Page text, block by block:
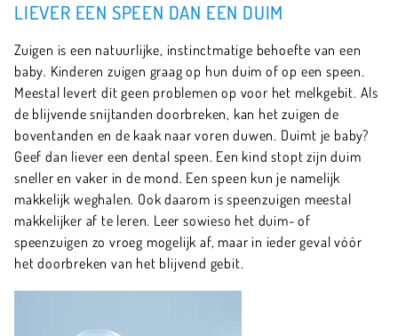
LIEVER EEN SPEEN DAN EEN DUIM
Zuigen is een natuurlijke, instinctmatige behoefte van een
baby. Kinderen zuigen graag op hun duim of op een speen.
Meestal levert dit geen problemen op voor het melkgebit. Als
de blijvende snijtanden doorbreken, kan het zuigen de
boventanden en de kaak naar voren duwen. Duimt je baby?
Geef dan liever een dental speen. Een kind stopt zijn duim
sneller en vaker in de mond. Een speen kun je namelijk
makkelijk weghalen. Ook daarom is speenzuigen meestal
makkelijker af te leren. Leer sowieso het duim- of
speenzuigen zo vroeg mogelijk af, maar in ieder geval vóór
het doorbreken van het blijvend gebit.